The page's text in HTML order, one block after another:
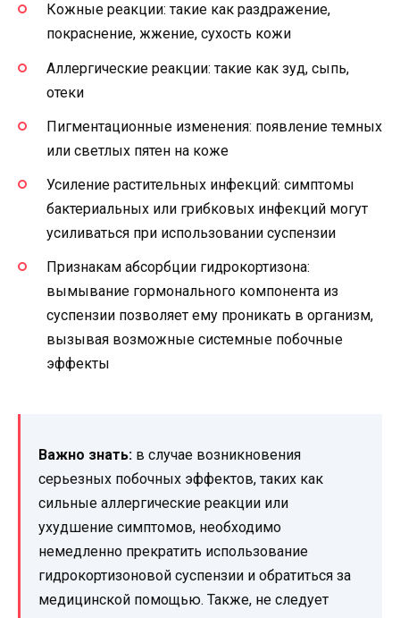
Кожные реакции: такие как раздражение,
покраснение, жжение, сухость кожи
Аллергические реакции: такие как зуд, сыпь,
отеки
Пигментационные изменения: появление темных
или светлых пятен на коже
Усиление растительных инфекций: симптомы
бактериальных или грибковых инфекций могут
усиливаться при использовании суспензии
Признакам абсорбции гидрокортизона:
вымывание гормонального компонента из
суспензии позволяет ему проникать в организм,
вызывая возможные системные побочные
эффекты
Важно знать: в случае возникновения
серьезных побочных эффектов, таких как
сильные аллергические реакции или
ухудшение симптомов, необходимо
немедленно прекратить использование
гидрокортизоновой суспензии и обратиться за
медицинской помощью. Также, не следует